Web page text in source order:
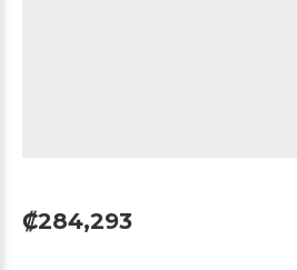
₡284,293